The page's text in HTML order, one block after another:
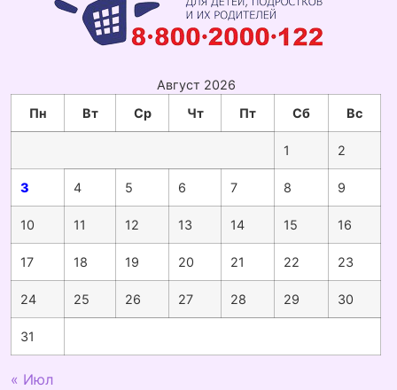
Август 2026
Пн
Вт Ср Чт Пт Сб Вс
1 2
3 4 5 6 7 8 9
10 11 12 13 14 15 16
17 18 19 20 21 22 23
24 25 26 27 28 29 30
31
« Июл